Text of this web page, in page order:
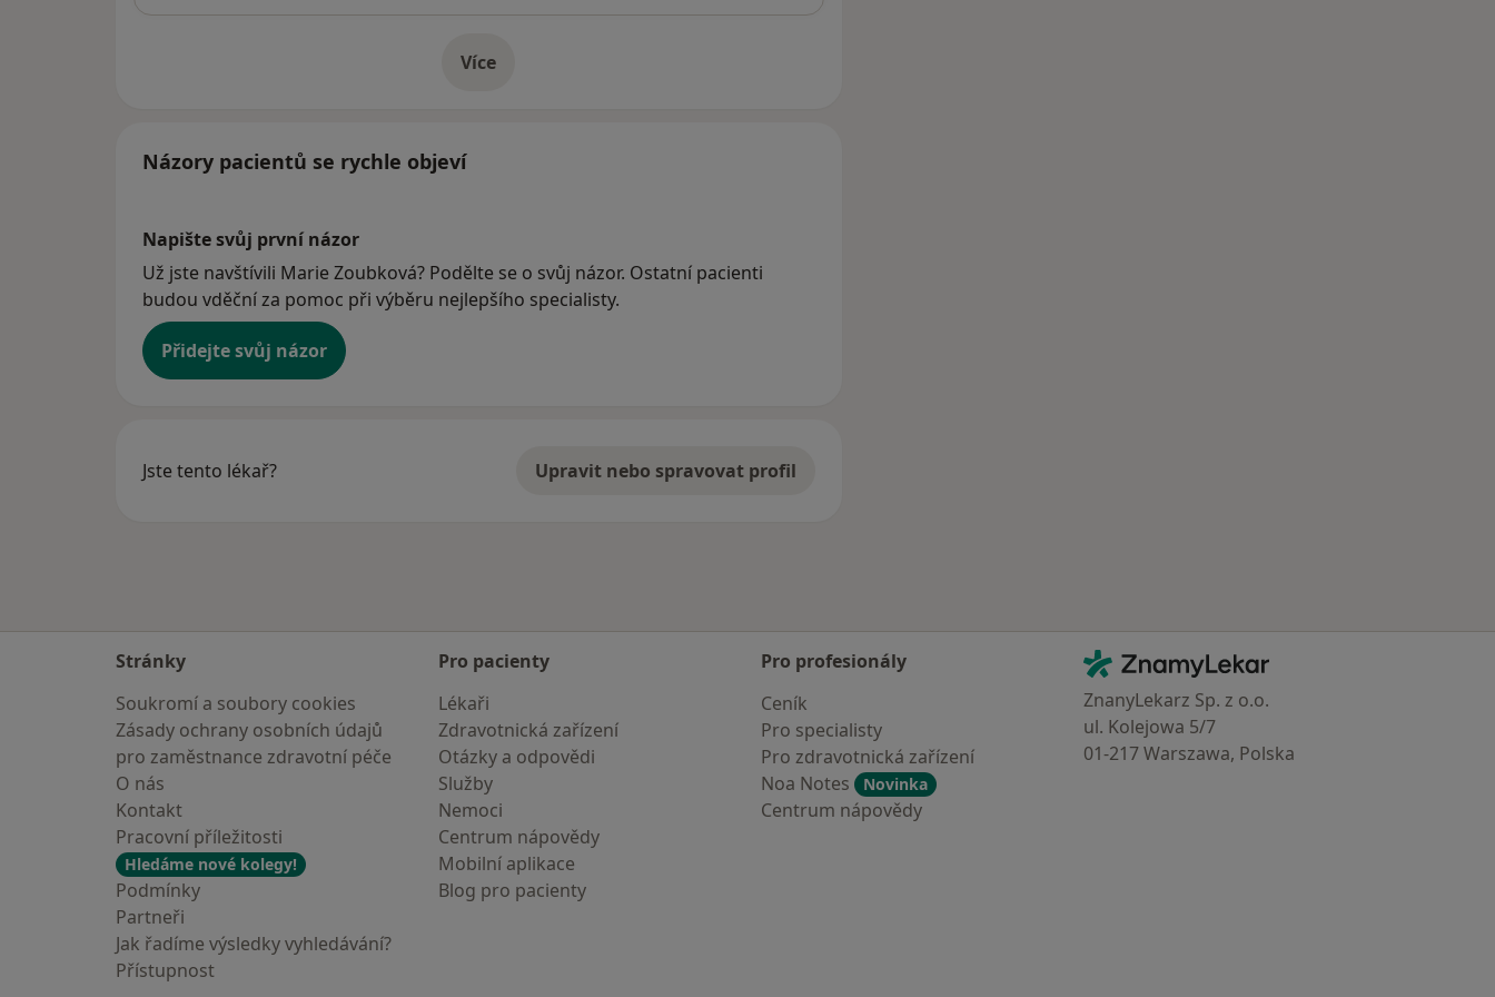
Víceo adrese
Názory pacientů se rychle objeví
Napište svůj první názor
Už jste navštívili Marie Zoubková? Podělte se o svůj názor. Ostatní pacienti
budou vděční za pomoc při výběru nejlepšího specialisty.
Přidejte svůj názor
Jste tento lékař? Upravit nebo spravovat profil
Stránky
Soukromí a soubory cookies
Zásady ochrany osobních údajů
pro zaměstnance zdravotní péče
O nás
Kontakt
Pracovní příležitosti
Hledáme nové kolegy!
Podmínky
Partneři
Jak řadíme výsledky vyhledávání?
Přístupnost
Pro pacienty
Lékaři
Zdravotnická zařízení
Otázky a odpovědi
Služby
Nemoci
Centrum nápovědy
Mobilní aplikace
Blog pro pacienty
Pro profesionály
Ceník
Pro specialisty
Pro zdravotnická zařízení
Noa Notes
Novinka
Centrum nápovědy
Kontakt
ZnamyLekar - Hlavní stránka
ZnanyLekarz Sp. z o.o.
ul. Kolejowa 5/7
01-217 Warszawa, Polska